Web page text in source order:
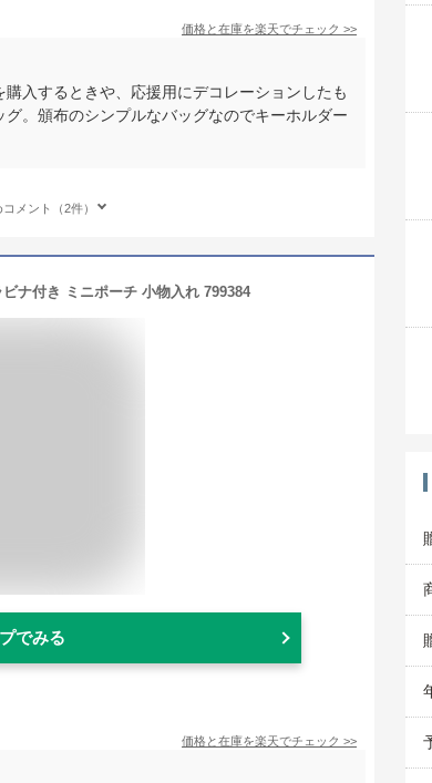
価格と在庫を楽天でチェック >>
入するときや、応援用にデコレーションしたも
。頒布のシンプルなバッグなのでキーホルダー
メント（2件）
ナ付き ミニポーチ 小物入れ 799384
でみる
価格と在庫を楽天でチェック >>